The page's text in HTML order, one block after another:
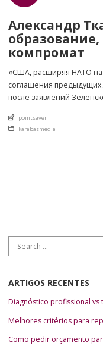
Александр
компромат
«США, расширяя НАТО на
соглашения предыдущих
после заявлений
которую мир неминуемо
An article by
pointsaver
Posted in
karabasmedia
Search for:
ARTIGOS RECENTES
Diagnóstico profissional vs
Melhores critérios para
Como pedir orçamento